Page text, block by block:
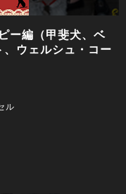
ー編（甲斐犬、ベ
、ウェルシュ・コー
ル